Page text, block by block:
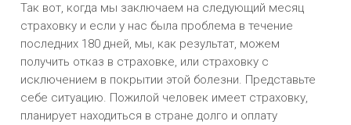
Так вот, когда мы заключаем на следующий месяц
страховку и если у нас была проблема в течение
последних 180 дней, мы, как результат, можем
получить отказ в страховке, или страховку с
исключением в покрытии этой болезни. Представьте
себе ситуацию. Пожилой человек имеет страховку,
планирует находиться в стране долго и оплату